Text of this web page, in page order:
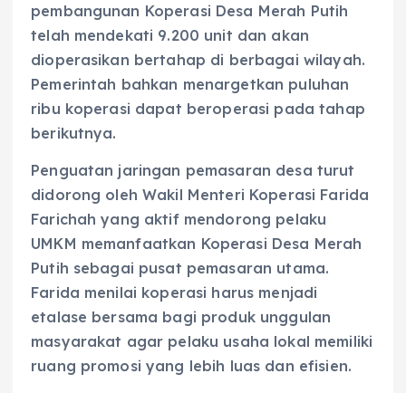
pembangunan Koperasi Desa Merah Putih
telah mendekati 9.200 unit dan akan
dioperasikan bertahap di berbagai wilayah.
Pemerintah bahkan menargetkan puluhan
ribu koperasi dapat beroperasi pada tahap
berikutnya.
Penguatan jaringan pemasaran desa turut
didorong oleh Wakil Menteri Koperasi Farida
Farichah yang aktif mendorong pelaku
UMKM memanfaatkan Koperasi Desa Merah
Putih sebagai pusat pemasaran utama.
Farida menilai koperasi harus menjadi
etalase bersama bagi produk unggulan
masyarakat agar pelaku usaha lokal memiliki
ruang promosi yang lebih luas dan efisien.